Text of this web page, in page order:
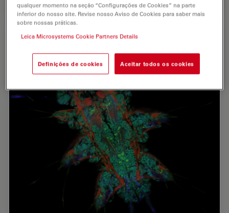
qualquer momento na seção “Configurações de Cookies” na parte
inferior do nosso site. Revise nosso Aviso de Cookies para saber mais
sobre nossas práticas.
Leica Microsystems Cookie Partners Details
Definições de cookies Aceitar todos os cookies